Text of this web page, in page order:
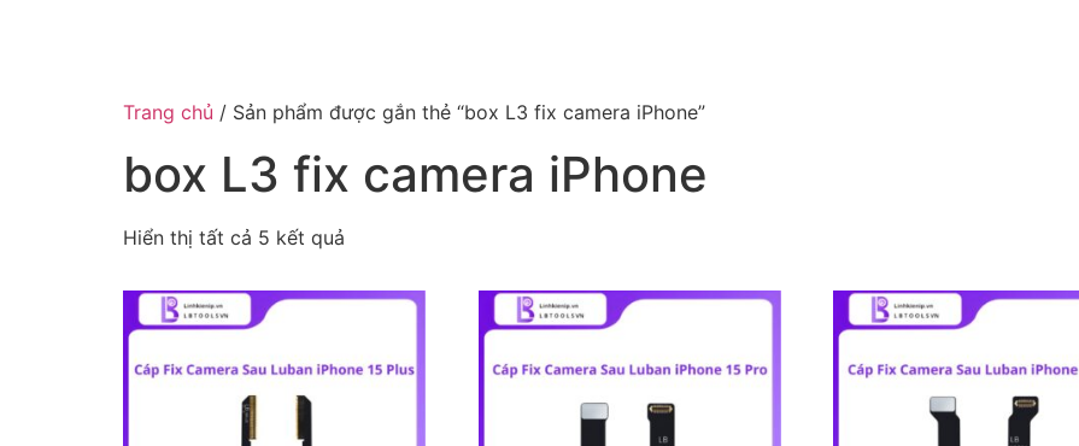
Trang chủ / Sản phẩm được gắn thẻ “box L3 fix camera iPhone”
box L3 fix camera iPhone
Hiển thị tất cả 5 kết quả